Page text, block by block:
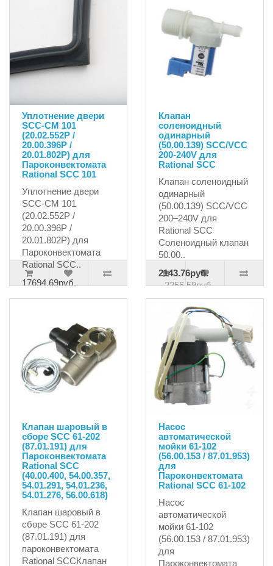
Уплотнение двери
SCC-CM 101
(20.02.552P /
20.00.396P /
20.01.802P) для
Пароконвектомата
Rational SCC 101
Уплотнение двери
SCC-CM 101
(20.02.552P /
20.00.396P /
20.01.802P) для
Пароконвектомата
Rational SCC..
17694.69руб.
Клапан
соленоидный
одинарный
(50.00.139) SCC/VCC
200-240V для
Rational SCC
Клапан соленоидный
одинарный
(50.00.139) SCC/VCC
200–240V для
Rational SCC
Соленоидный клапан
50.00..
2143.76руб.
2256.59руб.
Клапан шаровый в
сборе SCC 61-202
(87.01.191) для
Пароконвектомата
Rational SCC
(40.00.400, 54.00.357,
54.01.291, 54.01.236,
54.01.276, 56.00.618)
Клапан шаровый в
сборе SCC 61-202
(87.01.191) для
пароконвектомата
Rational SCCКлапан
Насос
автоматической
мойки 61-102
(56.00.153 / 87.01.953)
для
Пароконвектомата
Rational SCC 61-102
Насос
автоматической
мойки 61-102
(56.00.153 / 87.01.953)
для
Пароконвектомата